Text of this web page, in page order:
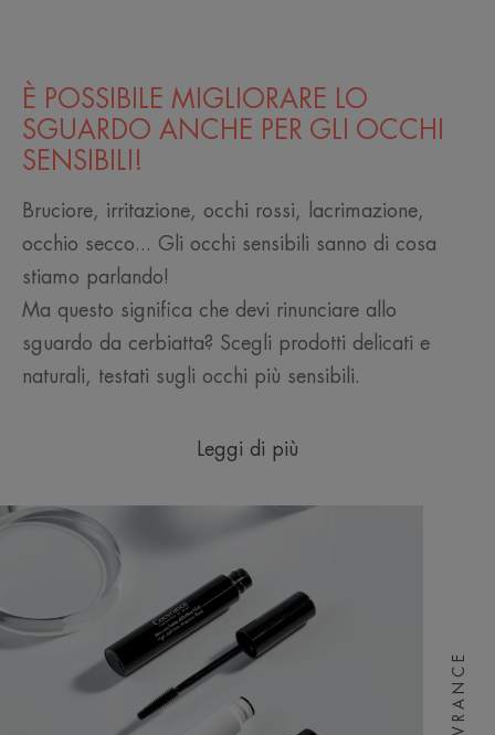
È POSSIBILE MIGLIORARE LO
SGUARDO ANCHE PER GLI OCCHI
SENSIBILI!
Bruciore, irritazione, occhi rossi, lacrimazione,
occhio secco... Gli occhi sensibili sanno di cosa
stiamo parlando!
Ma questo significa che devi rinunciare allo
sguardo da cerbiatta? Scegli prodotti delicati e
naturali, testati sugli occhi più sensibili.
Leggi di più